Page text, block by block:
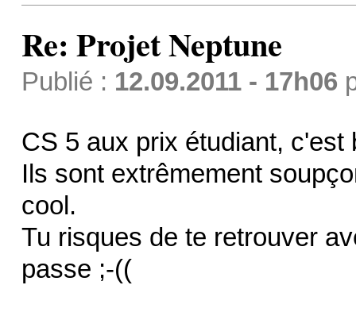
Re: Projet Neptune
Publié : 12.09.2011 - 17h06
CS 5 aux prix étudiant, c'est
Ils sont extrêmement
cool.
Tu risques de te retrouver
passe ;-((